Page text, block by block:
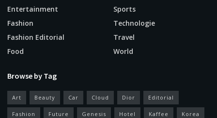
Entertainment
Fashion
Fashion Editorial
Food
Sports
Technologie
Travel
World
Browse by Tag
Art Beauty Car Cloud Dior Editorial
Fashion Future Genesis Hotel Kaffee Korea